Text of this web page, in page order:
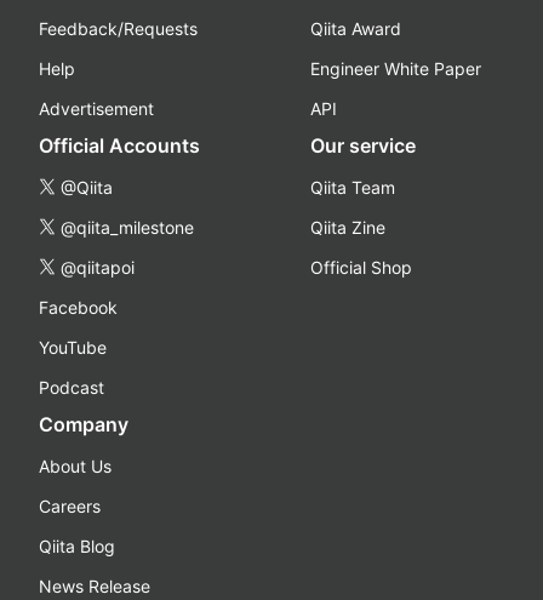
Feedback/Requests
Help
Advertisement
Qiita Award
Engineer White Paper
API
Official Accounts
@Qiita
@qiita_milestone
@qiitapoi
Facebook
YouTube
Podcast
Our service
Qiita Team
Qiita Zine
Official Shop
Company
About Us
Careers
Qiita Blog
News Release